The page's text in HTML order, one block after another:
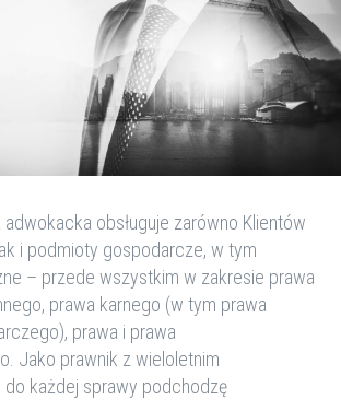
adwokacka obsługuje zarówno Klientów
i podmioty gospodarcze, w tym
– przede wszystkim w zakresie prawa
prawa karnego (w tym prawa
prawa i prawa
Jako prawnik z wieloletnim
każdej sprawy podchodzę